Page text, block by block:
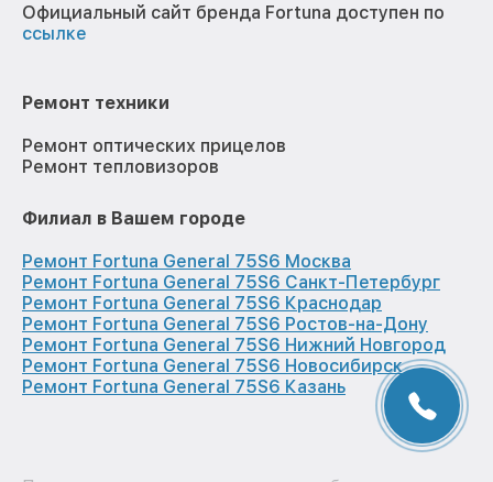
Официальный сайт бренда Fortuna доступен по
ссылке
Ремонт техники
Ремонт оптических прицелов
Ремонт тепловизоров
Филиал в Вашем городе
Ремонт Fortuna General 75S6 Москва
Ремонт Fortuna General 75S6 Санкт-Петербург
Ремонт Fortuna General 75S6 Краснодар
Ремонт Fortuna General 75S6 Ростов-на-Дону
Ремонт Fortuna General 75S6 Нижний Новгород
Ремонт Fortuna General 75S6 Новосибирск
Ремонт Fortuna General 75S6 Казань